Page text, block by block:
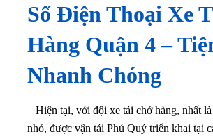
Số Điện Thoại Xe
Hàng Quận 4 –
Nhanh Chóng
Hiện tại, với đội xe tải chở hàng, nhất là
nhỏ, được vận tải Phú Quý triển khai tại